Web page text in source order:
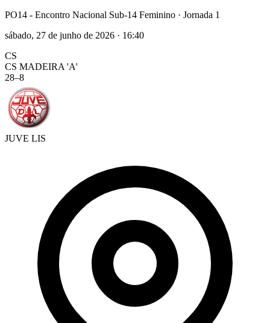
PO14 - Encontro Nacional Sub-14 Feminino · Jornada 1
sábado, 27 de junho de 2026 · 16:40
CS
CS MADEIRA 'A'
28–8
JUVE LIS